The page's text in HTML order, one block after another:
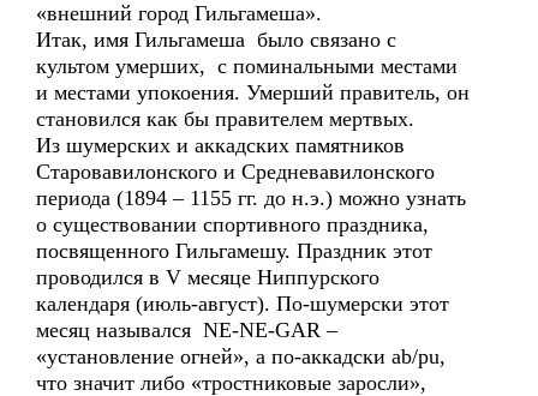
«внешний город Гильгамеша».
Итак, имя Гильгамеша было связано с
культом умерших, с поминальными местами
и местами упокоения. Умерший правитель, он
становился как бы правителем мертвых.
Из шумерских и аккадских памятников
Старовавилонского и Средневавилонского
периода (1894 – 1155 гг. до н.э.) можно узнать
о существовании спортивного праздника,
посвященного Гильгамешу. Праздник этот
проводился в V месяце Ниппурского
календаря (июль-август). По-шумерски этот
месяц назывался NE-NE-GAR –
«установление огней», а по-аккадски ab/pu,
что значит либо «тростниковые заросли»,